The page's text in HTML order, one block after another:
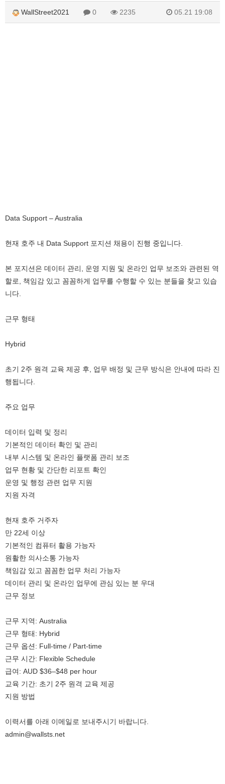
WallStreet2021 0 2235 05.21 19:08
Data Support – Australia
현재 호주 내 Data Support 포지션 채용이 진행 중입니다.
본 포지션은 데이터 관리, 운영 지원 및 온라인 업무 보조와 관련된 역
할로, 책임감 있고 꼼꼼하게 업무를 수행할 수 있는 분들을 찾고 있습
니다.
근무 형태
Hybrid
초기 2주 원격 교육 제공 후, 업무 배정 및 근무 방식은 안내에 따라 진
행됩니다.
주요 업무
데이터 입력 및 정리
기본적인 데이터 확인 및 관리
내부 시스템 및 온라인 플랫폼 관리 보조
업무 현황 및 간단한 리포트 확인
운영 및 행정 관련 업무 지원
지원 자격
현재 호주 거주자
만 22세 이상
기본적인 컴퓨터 활용 가능자
원활한 의사소통 가능자
책임감 있고 꼼꼼한 업무 처리 가능자
데이터 관리 및 온라인 업무에 관심 있는 분 우대
근무 정보
근무 지역: Australia
근무 형태: Hybrid
근무 옵션: Full-time / Part-time
근무 시간: Flexible Schedule
급여: AUD $36–$48 per hour
교육 기간: 초기 2주 원격 교육 제공
지원 방법
이력서를 아래 이메일로 보내주시기 바랍니다.
admin@wallsts.net